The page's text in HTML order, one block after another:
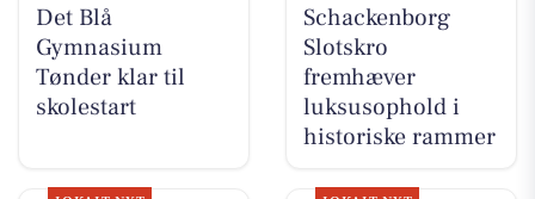
Det Blå
Gymnasium
Tønder klar til
skolestart
Schackenborg
Slotskro
fremhæver
luksusophold i
historiske rammer